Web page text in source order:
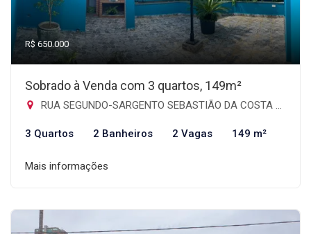
R$ 650.000
Sobrado à Venda com 3 quartos, 149m²
RUA SEGUNDO-SARGENTO SEBASTIÃO DA COSTA CHAVES, 128 - Jardim Santa Mena, Guarulhos-SP
3 Quartos 2 Banheiros 2 Vagas 149 m²
Mais informações